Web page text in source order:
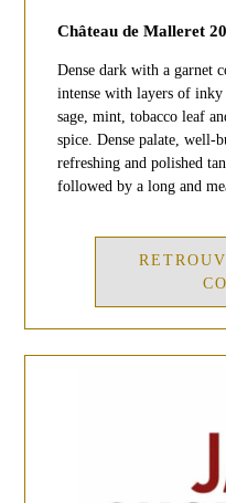
Château de Malleret
Dense dark with a garnet
intense with layers of
sage, mint, tobacco leaf
spice. Dense palate,
refreshing and polished
followed by a long and